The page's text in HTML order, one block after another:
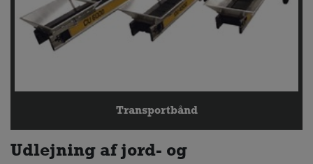
Transportbånd
Udlejning af jord- og